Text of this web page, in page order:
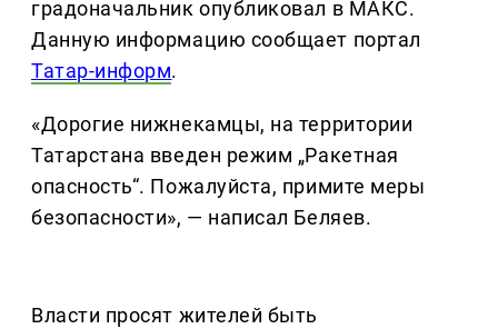
градоначальник опубликовал в МАКС.
Данную информацию сообщает портал
Татар-информ.
«Дорогие нижнекамцы, на территории
Татарстана введен режим „Ракетная
опасность“. Пожалуйста, примите меры
безопасности», — написал Беляев.
Власти просят жителей быть